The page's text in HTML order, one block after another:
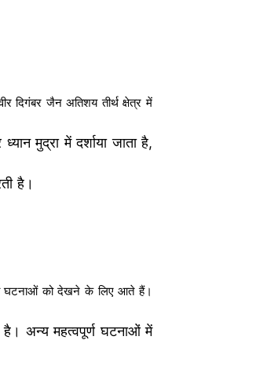
दिगंबर जैन अतिशय तीर्थ क्षेत्र में
मुद्रा में दर्शाया जाता है,
है।
घटनाओं को देखने के लिए आते हैं।
है। अन्य महत्वपूर्ण घटनाओं में